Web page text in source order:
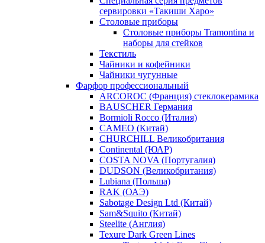
сервировки «Такиши Харо»
Столовые приборы
Столовые приборы Trаmоntina и
наборы для стейков
Текстиль
Чайники и кофейники
Чайники чугунные
Фарфор профессиональный
ARCOROC (Франция) стеклокерамика
BAUSCHER Германия
Bormioli Rocco (Италия)
CAMEO (Китай)
CHURCHILL Великобритания
Continental (ЮАР)
COSTA NOVA (Португалия)
DUDSON (Великобритания)
Lubiana (Польша)
RAK (ОАЭ)
Sabotage Design Ltd (Китай)
Sam&Squito (Китай)
Steelite (Англия)
Texure Dark Green Lines